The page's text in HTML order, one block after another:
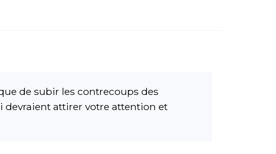
de subir les contrecoups des
devraient attirer votre attention et